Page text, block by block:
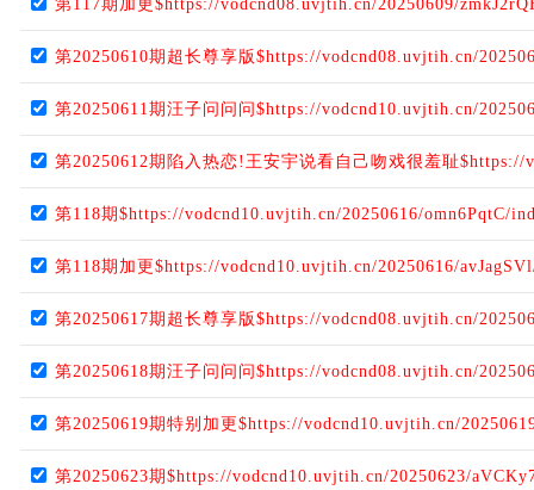
第117期加更$https://vodcnd08.uvjtih.cn/20250609/
第20250610期超长尊享版$https://vodcnd08.uvjtih.cn/
第20250611期汪子问问问$https://vodcnd10.uvjtih.cn/
第20250612期陷入热恋!王安宇说看自己吻戏很羞耻
第118期$https://vodcnd10.uvjtih.cn/20250616/omn6PqtC/
第118期加更$https://vodcnd10.uvjtih.cn/20250616/
第20250617期超长尊享版$https://vodcnd08.uvjtih.cn/
第20250618期汪子问问问$https://vodcnd08.uvjtih.cn/
第20250619期特别加更$https://vodcnd10.uvjtih.cn/
第20250623期$https://vodcnd10.uvjtih.cn/20250623/